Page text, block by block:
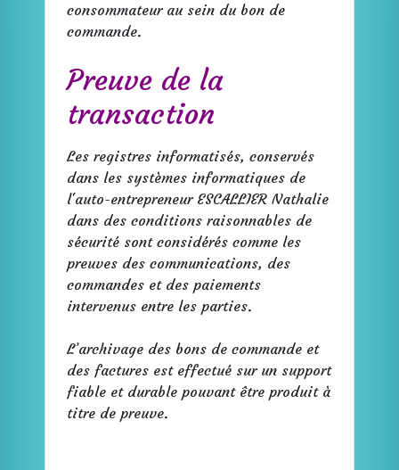
consommateur au sein du bon de
commande.
Preuve de la
transaction
Les registres informatisés, conservés
dans les systèmes informatiques de
l'auto-entrepreneur ESCALLIER Nathalie
dans des conditions raisonnables de
sécurité sont considérés comme les
preuves des communications, des
commandes et des paiements
intervenus entre les parties.
L’archivage des bons de commande et
des factures est effectué sur un support
fiable et durable pouvant être produit à
titre de preuve.